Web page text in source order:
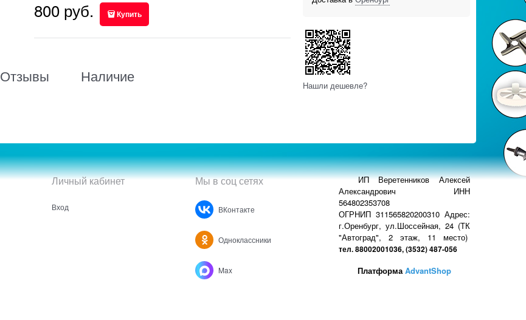
800 руб. Купить
Отзывы Наличие
Нашли дешевле?
Личный кабинет
Вход
Мы в соц сетях
ВКонтакте
Одноклассники
Max
ИП Веретенников Алексей
Александрович ИНН
564802353708
ОГРНИП 311565820200310 Адрес:
г.Оренбург, ул.Шоссейная, 24 (ТК
"Автоград", 2 этаж, 11 место)
тел. 88002001036, (3532) 487-056
ПлатформаAdvantShop